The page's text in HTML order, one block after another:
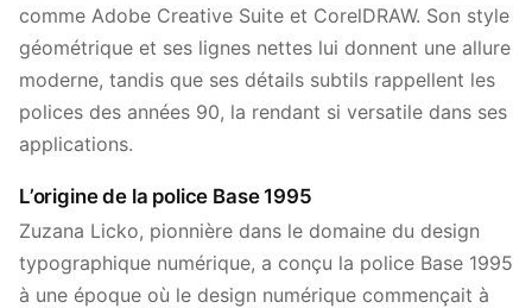
comme Adobe Creative Suite et CorelDRAW. Son style
géométrique et ses lignes nettes lui donnent une allure
moderne, tandis que ses détails subtils rappellent les
polices des années 90, la rendant si versatile dans ses
applications.
L’origine de la police Base 1995
Zuzana Licko, pionnière dans le domaine du design
typographique numérique, a conçu la police Base 1995
à une époque où le design numérique commençait à